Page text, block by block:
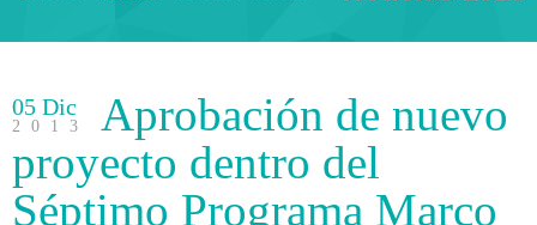
05 Dic
2013
Aprobación de nuevo
proyecto dentro del
Séptimo Programa Marco
Información financiera
Gobierno corporativo
Newsletter
Contacto